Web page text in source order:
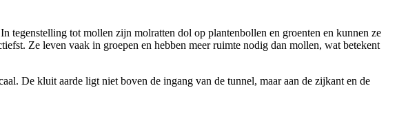
tegenstelling tot mollen zijn molratten dol op plantenbollen en groenten en kunnen ze
Ze leven vaak in groepen en hebben meer ruimte nodig dan mollen, wat betekent
De kluit aarde ligt niet boven de ingang van de tunnel, maar aan de zijkant en de